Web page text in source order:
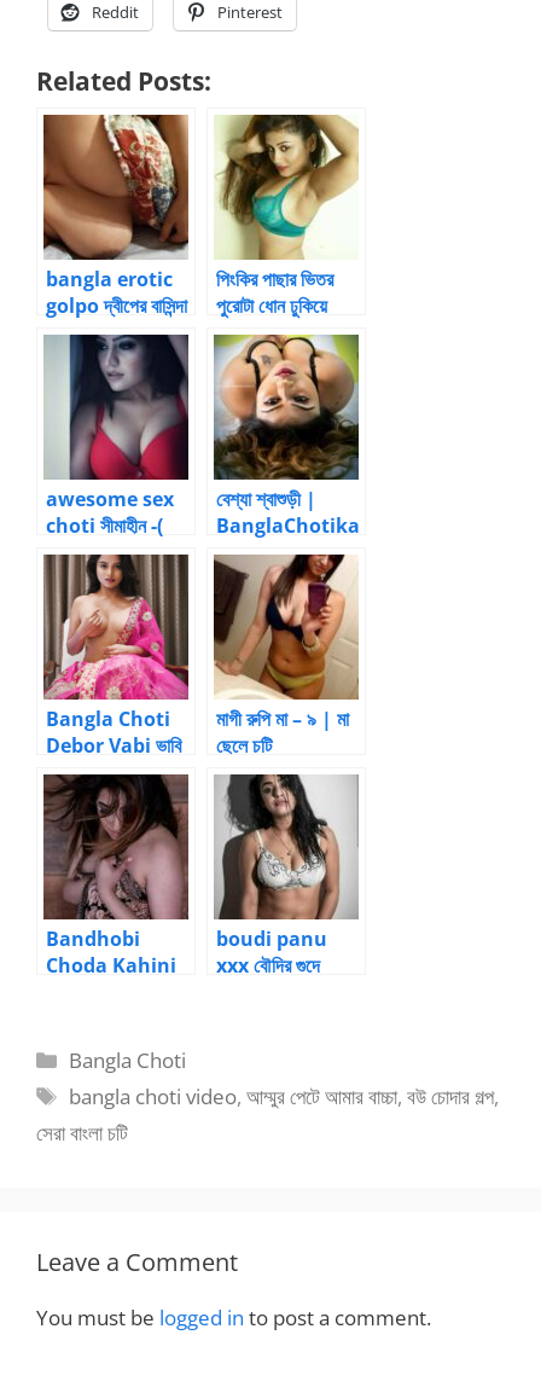
Reddit Pinterest
Related Posts:
bangla erotic
golpo দ্বীপের বাসিন্দা
– 1 by ভবঘুরে
পিংকির পাছার ভিতর
পুরোটা ধোন ঢুকিয়ে
দিলাম – আত্মকাহিনী
awesome sex
choti সীমাহীন -(
উত্তরণ ) 1 by
নীলাকাশ
বেশ্যা শ্বাশুড়ী |
BanglaChotika
hini – New
Bangla Choti
Bangla Choti
Debor Vabi ভাবি
কে চুদার গল্প
মাগী রুপি মা – ৯ | মা
ছেলে চটি
Bandhobi
Choda Kahini
boudi panu
xxx বৌদির গুদে
Categories
Bangla Choti
Tags
bangla choti video,আম্মুর পেটে আমার বাচ্চা,বউ চোদার গল্প,
সেরা বাংলা চটি
Leave a Comment
You must be logged in to post a comment.